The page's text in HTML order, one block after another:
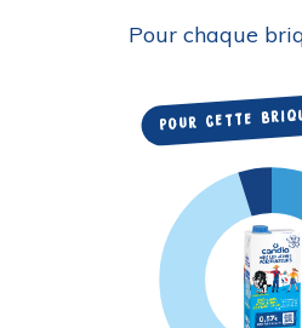
Pour chaque
Pour cette